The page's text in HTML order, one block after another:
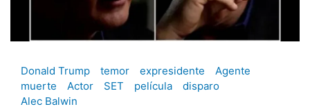
Donald Trump temor expresidente
Agente
muerte
Actor SET película
disparo
Alec Balwin